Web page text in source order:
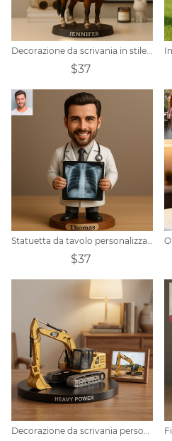
Decorazione da scrivania in stile cartone animato Pixar con foto di cavalli personalizzata
$37
Statuetta da tavolo personalizzata con ritratto di radiologo
$37
Decorazione da scrivania personalizzata con escavatore in stile fotorealistico